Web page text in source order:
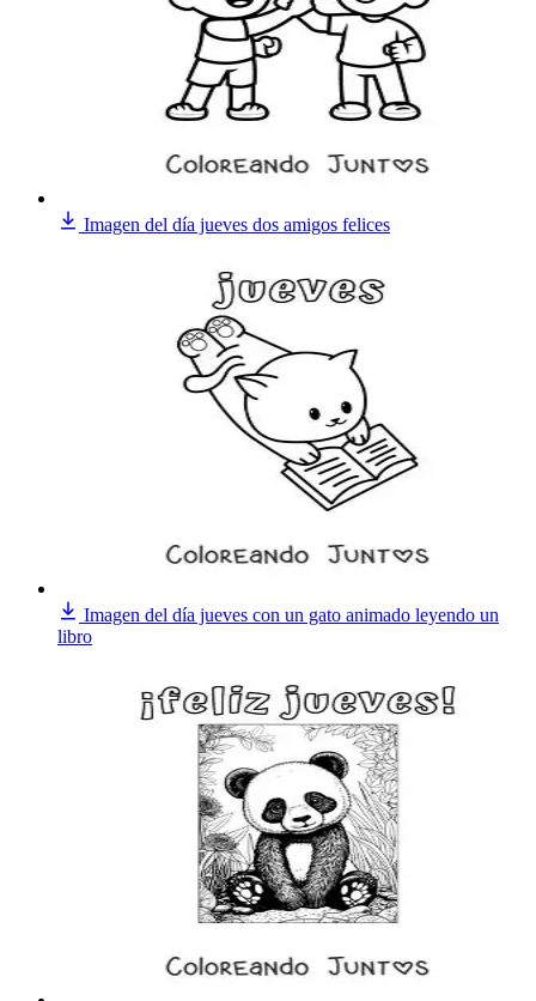
Imagen del día jueves dos amigos felices
Imagen del día jueves con un gato animado leyendo un
libro